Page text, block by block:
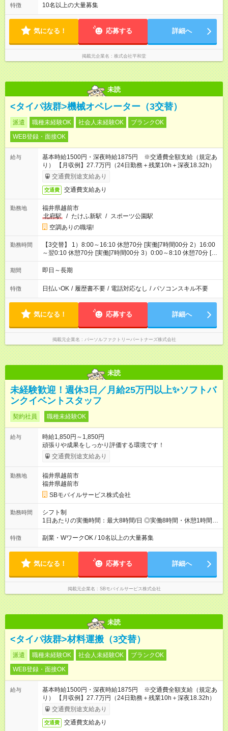
◆12：00～21：00 など ┗残業は月平均15.5時間です。 ★残業時
は、AI発注を導入するなど、業務効率化を積極的に推進していま
す
特徴 10名以上の大量募集
気になる！ 応募する 詳細へ
掲載元企業名 株式会社平和堂
未読
<タイパ抜群>機械オペレーター（3交替）
派遣 職種未経験OK 社会人未経験OK
ブランクOK
WEB登録・面接OK
給与
基本時給1500円・深夜時給1875円 ※交通費全額支給（規定あ
り） 【月収例】27.7万円（24日勤務＋残業10h＋深夜18.32h）
交通費別途支給あり
交通費 交通費支給あり
勤務地
福井県越前市
北府駅
/ たけふ新駅 / スポーツ公園駅
空調ありの職場!
勤務時間
【3交替】 1）8:00～16:10 休憩70分 [実働]7時間00分 2）16:00
～翌0:10 休憩70分 [実働]7時間00分 3）0:00～8:10 休憩70分 [実
働]7時間00分
期間 即日～長期
特徴 日払いOK / 履歴書不要 / 電話対応なし / パソコンスキル不要
気になる！ 応募する 詳細へ
掲載元企業名 パーソルファクトリーパートナーズ株式会社
未読
未経験歓迎！週休3日／月給25万円以上✨ソフトバ
ンクイベントスタッフ
契約社員 職種未経験OK
給与
時給1,850円～1,850円
頑張りや成果をしっかり評価する環境です！
交通費別途支給あり
勤務地
福井県越前市
福井県越前市
SBモバイルサービス株式会社
勤務時間
シフト制
1日あたりの実働時間：最大8時間/日 ◎実働8時間・休憩1時間 ◎
残業は月平均5時間程度です
特徴 副業・WワークOK / 10名以上の大量募集
気になる！ 応募する 詳細へ
掲載元企業名 SBモバイルサービス株式会社
未読
<タイパ抜群>材料運搬（3交替）
派遣 職種未経験OK 社会人未経験OK
ブランクOK
WEB登録・面接OK
給与
基本時給1500円・深夜時給1875円 ※交通費全額支給（規定あ
り） 【月収例】27.7万円（24日勤務＋残業10h＋深夜18.32h）
交通費別途支給あり
交通費 交通費支給あり